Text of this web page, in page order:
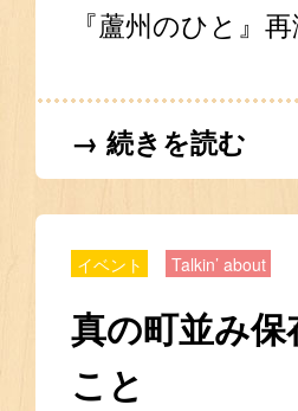
『蘆州のひと』再
→ 続きを読む
イベント Talkin’ about
真の町並み
こと